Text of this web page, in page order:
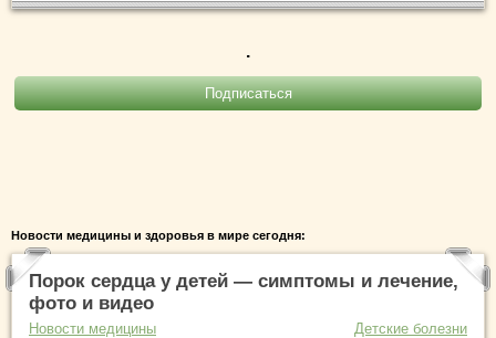
.
Новости медицины и здоровья в мире сегодня:
Порок сердца у детей — симптомы и лечение,
фото и видео
Новости медицины Детские болезни